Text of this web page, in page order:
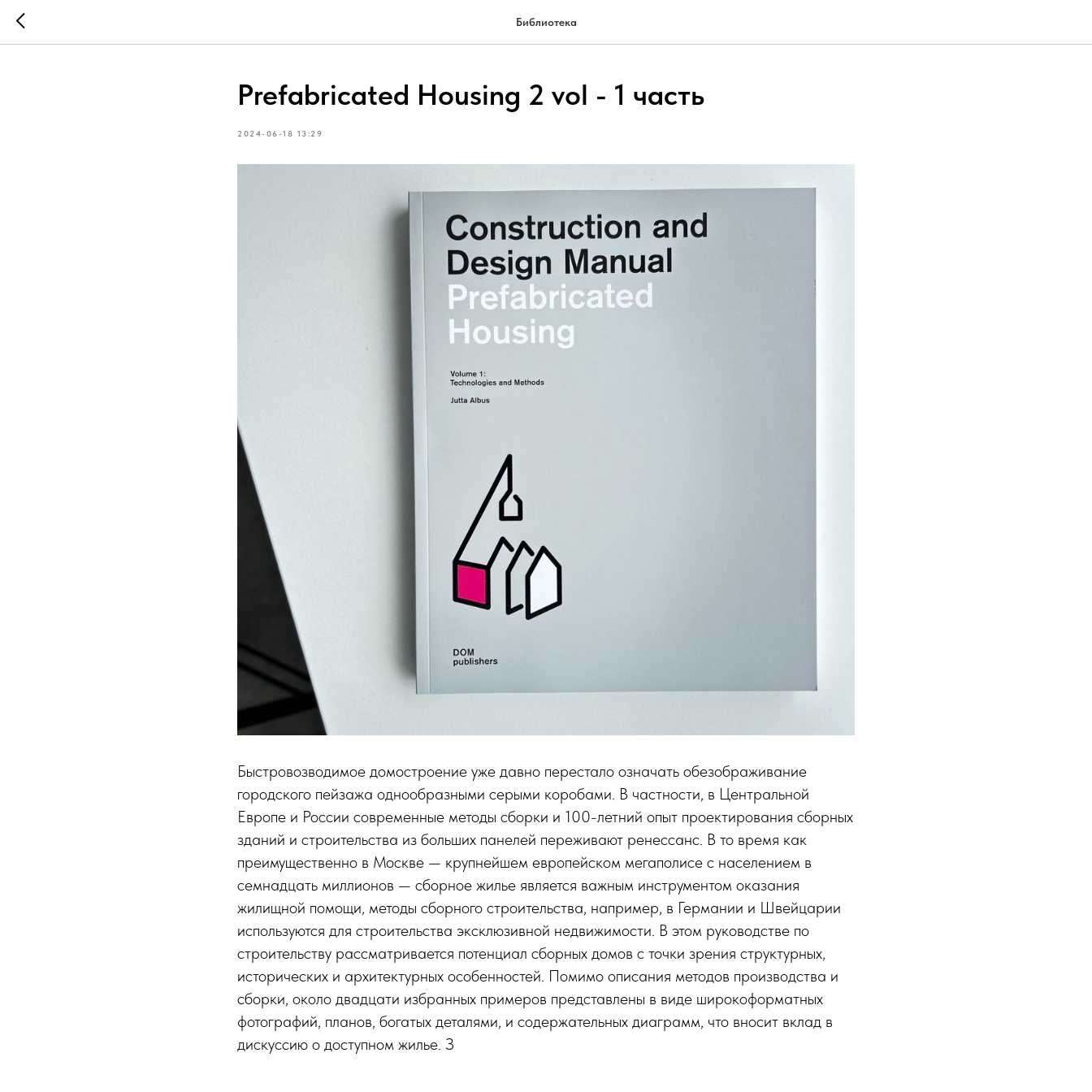
Библиотека
Prefabricated Housing 2 vol - 1 часть
2024-06-18 13:29
Быстровозводимое домостроение уже давно перестало означать обезображивание
городского пейзажа однообразными серыми коробами. В частности, в Центральной
Европе и России современные методы сборки и 100-летний опыт проектирования сборных
зданий и строительства из больших панелей переживают ренессанс. В то время как
преимущественно в Москве — крупнейшем европейском мегаполисе с населением в
семнадцать миллионов — сборное жилье является важным инструментом оказания
жилищной помощи, методы сборного строительства, например, в Германии и Швейцарии
используются для строительства эксклюзивной недвижимости. В этом руководстве по
строительству рассматривается потенциал сборных домов с точки зрения структурных,
исторических и архитектурных особенностей. Помимо описания методов производства и
сборки, около двадцати избранных примеров представлены в виде широкоформатных
фотографий, планов, богатых деталями, и содержательных диаграмм, что вносит вклад в
дискуссию о доступном жилье. З